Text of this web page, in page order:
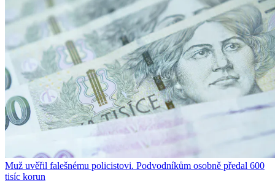
Muž uvěřil falešnému policistovi. Podvodníkům osobně předal 600
tisíc korun